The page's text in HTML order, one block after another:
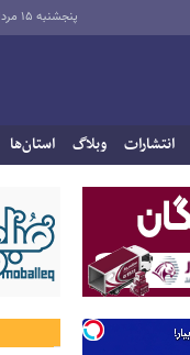
پنجشنبه ۱۵ مرداد ۱۴۰۵
انتشارات وبلاگ استان‌ها